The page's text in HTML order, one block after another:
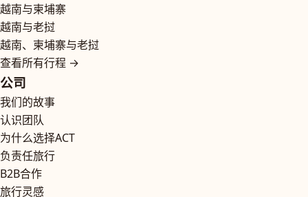
越南与柬埔寨
越南与老挝
越南、柬埔寨与老挝
查看所有行程 →
公司
我们的故事
认识团队
为什么选择ACT
负责任旅行
B2B合作
旅行灵感